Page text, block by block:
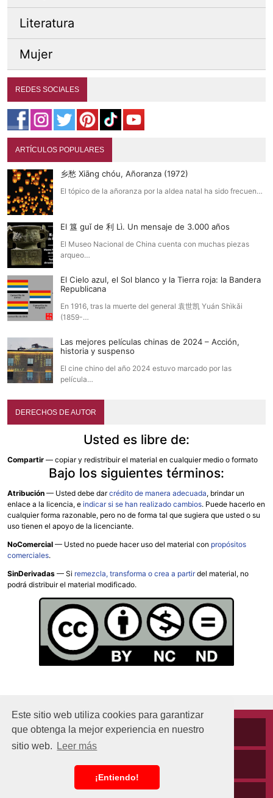
Este sitio web utiliza cookies para garantizar
que obtenga la mejor experiencia en nuestro
sitio web.
Leer más
¡Entiendo!
Literatura
Mujer
REDES SOCIALES
ARTÍCULOS POPULARES
乡愁 Xiāng chóu, Añoranza (1972)
El tópico de la añoranza por la aldea natal ha sido frecuen…
El 簋 guǐ de 利 Lì. Un mensaje de 3.000 años
El Museo Nacional de China cuenta con muchas piezas
arqueo…
El Cielo azul, el Sol blanco y la Tierra roja: la Bandera
Republicana
En 1916, tras la muerte del general 袁世凯 Yuán Shìkǎi
(1859-…
Las mejores películas chinas de 2024 – Acción,
historia y suspenso
El cine chino del año 2024 estuvo marcado por las
película…
DERECHOS DE AUTOR
Usted es libre de:
Compartir — copiar y redistribuir el material en cualquier medio o formato
Bajo los siguientes términos:
Atribución — Usted debe darcrédito de manera adecuada, brindar un
enlace a la licencia, e indicar si se han realizado cambios. Puede hacerlo en
cualquier forma razonable, pero no de forma tal que sugiera que usted o su
uso tienen el apoyo de la licenciante.
NoComercial — Usted no puede hacer uso del material con propósitos
comerciales.
SinDerivadas — Si remezcla, transforma o crea a partirdel material, no
podrá distribuir el material modificado.
Cookies
Políticas de privacidad